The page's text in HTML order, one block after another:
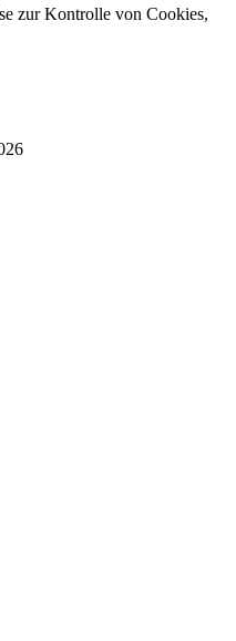
zur Kontrolle von Cookies,